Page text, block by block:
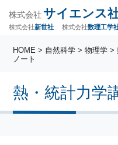
株式会社 サイエンス
株式会社新世社 株式会社数理工学
熱・統計力学
HOME > 自然科学 >物理学 >
ノート